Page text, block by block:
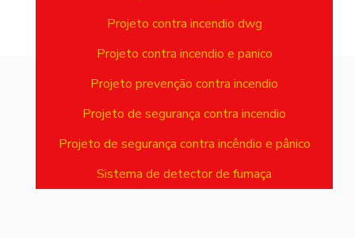
Projeto contra incendio dwg
Projeto contra incendio e panico
Projeto prevenção contra incendio
Projeto de segurança contra incendio
Projeto de segurança contra incêndio e pânico
Sistema de detector de fumaça